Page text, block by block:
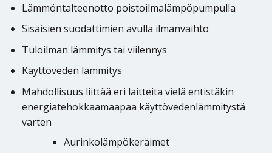
Lämmöntalteenotto poistoilmalämpöpumpulla
Sisäisien suodattimien avulla ilmanvaihto
Tuloilman lämmitys tai viilennys
Käyttöveden lämmitys
Mahdollisuus liittää eri laitteita vielä entistäkin
energiatehokkaamaapaa käyttövedenlämmitystä
varten
Aurinkolämpökeräimet